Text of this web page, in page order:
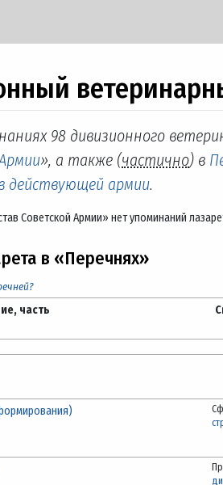
98 дивизионного
», а также (частично) в
действующей армии.
Советской Армии» нет упоминаний
в «Перечнях»
часть